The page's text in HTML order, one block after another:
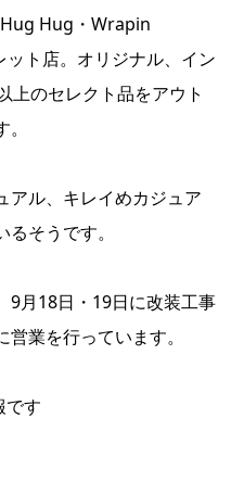
Hug Hug・Wrapin
ト店。オリジナル、イン
上のセレクト品をアウト
アル、キレイめカジュア
そうです。
9月18日・19日に改装工事
業を行っています。
です